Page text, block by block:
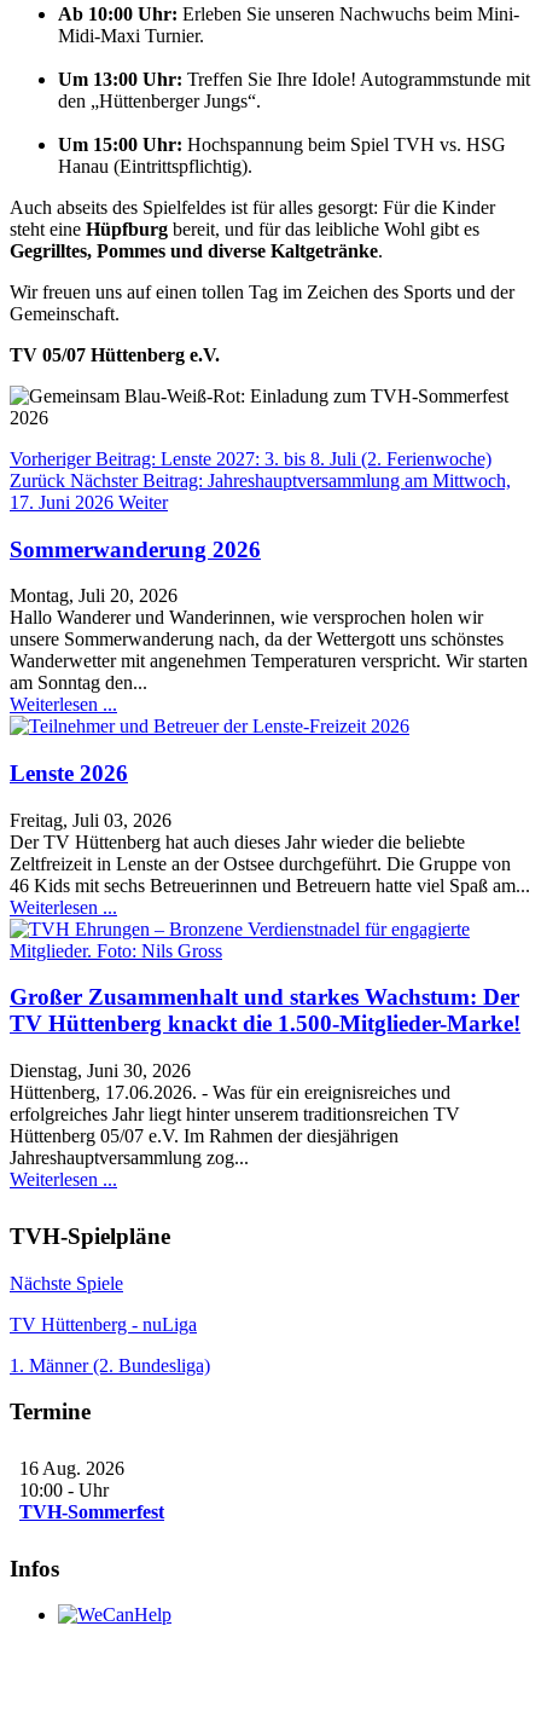
Ab 10:00 Uhr: Erleben Sie unseren Nachwuchs beim Mini-
Midi-Maxi Turnier.
Um 13:00 Uhr: Treffen Sie Ihre Idole! Autogrammstunde mit
den „Hüttenberger Jungs“.
Um 15:00 Uhr: Hochspannung beim Spiel TVH vs. HSG
Hanau (Eintrittspflichtig).
Auch abseits des Spielfeldes ist für alles gesorgt: Für die Kinder
steht eine Hüpfburg bereit, und für das leibliche Wohl gibt es
Gegrilltes, Pommes und diverse Kaltgetränke.
Wir freuen uns auf einen tollen Tag im Zeichen des Sports und der
Gemeinschaft.
TV 05/07 Hüttenberg e.V.
Vorheriger Beitrag: Lenste 2027: 3. bis 8. Juli (2. Ferienwoche)
Zurück Nächster Beitrag: Jahreshauptversammlung am Mittwoch,
17. Juni 2026 Weiter
Sommerwanderung 2026
Montag, Juli 20, 2026
Hallo Wanderer und Wanderinnen, wie versprochen holen wir
unsere Sommerwanderung nach, da der Wettergott uns schönstes
Wanderwetter mit angenehmen Temperaturen verspricht. Wir starten
am Sonntag den...
Weiterlesen ...
Lenste 2026
Freitag, Juli 03, 2026
Der TV Hüttenberg hat auch dieses Jahr wieder die beliebte
Zeltfreizeit in Lenste an der Ostsee durchgeführt. Die Gruppe von
46 Kids mit sechs Betreuerinnen und Betreuern hatte viel Spaß am...
Weiterlesen ...
Großer Zusammenhalt und starkes Wachstum: Der
TV Hüttenberg knackt die 1.500-Mitglieder-Marke!
Dienstag, Juni 30, 2026
Hüttenberg, 17.06.2026. - Was für ein ereignisreiches und
erfolgreiches Jahr liegt hinter unserem traditionsreichen TV
Hüttenberg 05/07 e.V. Im Rahmen der diesjährigen
Jahreshauptversammlung zog...
Weiterlesen ...
TVH-Spielpläne
Nächste Spiele
TV Hüttenberg - nuLiga
1. Männer (2. Bundesliga)
Termine
16 Aug. 2026
10:00 - Uhr
TVH-Sommerfest
Infos